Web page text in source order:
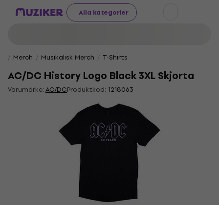
Alla kategorier
Merch Musikalisk Merch T-Shirts
AC/DC History Logo Black 3XL Skjorta
Varumärke:AC/DCProduktkod: 1218063